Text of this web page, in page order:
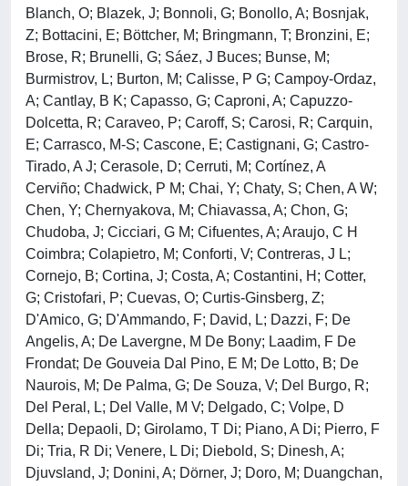
Blanch, O; Blazek, J; Bonnoli, G; Bonollo, A; Bosnjak,
Z; Bottacini, E; Böttcher, M; Bringmann, T; Bronzini, E;
Brose, R; Brunelli, G; Sáez, J Buces; Bunse, M;
Burmistrov, L; Burton, M; Calisse, P G; Campoy-Ordaz,
A; Cantlay, B K; Capasso, G; Caproni, A; Capuzzo-
Dolcetta, R; Caraveo, P; Caroff, S; Carosi, R; Carquin,
E; Carrasco, M-S; Cascone, E; Castignani, G; Castro-
Tirado, A J; Cerasole, D; Cerruti, M; Cortínez, A
Cerviño; Chadwick, P M; Chai, Y; Chaty, S; Chen, A W;
Chen, Y; Chernyakova, M; Chiavassa, A; Chon, G;
Chudoba, J; Cicciari, G M; Cifuentes, A; Araujo, C H
Coimbra; Colapietro, M; Conforti, V; Contreras, J L;
Cornejo, B; Cortina, J; Costa, A; Costantini, H; Cotter,
G; Cristofari, P; Cuevas, O; Curtis-Ginsberg, Z;
D'Amico, G; D'Ammando, F; David, L; Dazzi, F; De
Angelis, A; De Lavergne, M De Bony; Laadim, F De
Frondat; De Gouveia Dal Pino, E M; De Lotto, B; De
Naurois, M; De Palma, G; De Souza, V; Del Burgo, R;
Del Peral, L; Del Valle, M V; Delgado, C; Volpe, D
Della; Depaoli, D; Girolamo, T Di; Piano, A Di; Pierro, F
Di; Tria, R Di; Venere, L Di; Diebold, S; Dinesh, A;
Djuvsland, J; Donini, A; Dörner, J; Doro, M; Duangchan,